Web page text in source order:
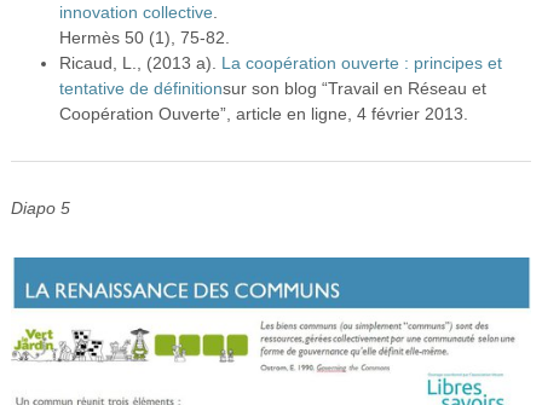
innovation collective
Hermès 50 (1), 75-82.
Ricaud, L., (2013 a). La coopération ouverte : principes et
tentative de définitionsur son blog “Travail en Réseau et
Coopération Ouverte”, article en ligne, 4 février 2013.
Diapo 5